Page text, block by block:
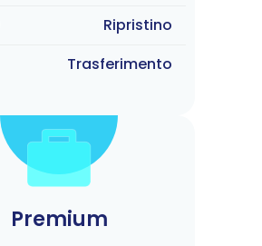
Ripristino
Trasferimento
Premium